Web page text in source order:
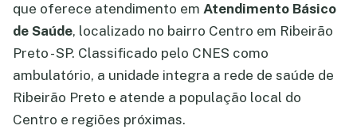
que oferece atendimento em Atendimento Básico
de Saúde, localizado no bairro Centro em Ribeirão
Preto - SP. Classificado pelo CNES como
ambulatório, a unidade integra a rede de saúde de
Ribeirão Preto e atende a população local do
Centro e regiões próximas.